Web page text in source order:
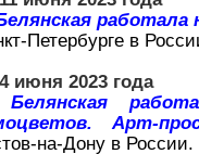
Петербурге в
июня 2023 года
Арт-
на-Дону в России.